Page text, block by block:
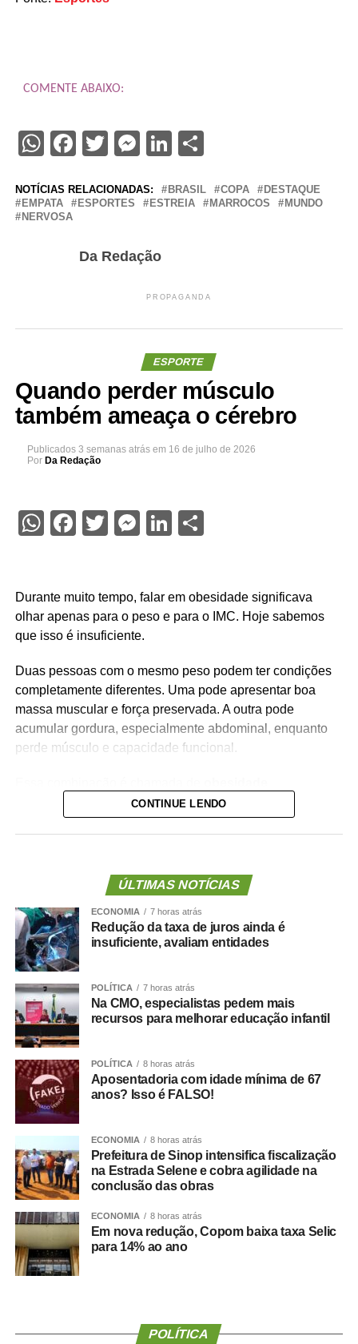
COMENTE ABAIXO:
WhatsApp
Facebook
Twitter
Messenger
LinkedIn
Share
NOTÍCIAS RELACIONADAS: BRASIL COPA
DESTAQUE
EMPATA
ESPORTES ESTREIA MARROCOS
MUNDO
NERVOSA
Da Redação
PROPAGANDA
ESPORTE
Quando perder músculo
também ameaça o cérebro
Publicados 3 semanas atrás em 16 de julho de 2026
Por Da Redação
WhatsApp
Facebook
Twitter
Messenger
LinkedIn
Share
Durante muito tempo, falar em obesidade significava
olhar apenas para o peso e para o IMC. Hoje sabemos
que isso é insuficiente.
Duas pessoas com o mesmo peso podem ter condições
completamente diferentes. Uma pode apresentar boa
massa muscular e força preservada. A outra pode
acumular gordura, especialmente abdominal, enquanto
perde músculo e capacidade funcional.
Ela reúne dois problemas importantes: excesso de
muscular. Além de aumentar o risco de fragilidade,
quedas, diabetes e doenças cardiovasculares, novas
evidências mostram que essa condição também pode
estar associada a maior risco de demência.
O que a ciência mostra :
Um grande estudo publicado na revista
Nutritionavaliou dados de centenas de milhares de
pessoas e analisou a relação entre composição corporal,
força muscular e desenvolvimento de demência.
Os resultados mostraram que tanto a sarcopenia isolada
quanto a obesidade sarcopênica estavam associadas a
um risco maior de declínio cognitivo. Um dos achados
mais relevantes foi a importância da
manual, medida por dinamometria.
Quanto menor a força e quanto maior sua redução ao
longo dos anos ,maior foi o risco observado.
a saúde:Não basta saber quanto peso uma pessoa
CONTINUE LENDO
ÚLTIMAS NOTÍCIAS
ECONOMIA 7 horas atrás
Redução da taxa de juros ainda é
insuficiente, avaliam entidades
POLÍTICA 7 horas atrás
Na CMO, especialistas pedem mais
recursos para melhorar educação infantil
POLÍTICA 8 horas atrás
Aposentadoria com idade mínima de 67
anos? Isso é FALSO!
ECONOMIA 8 horas atrás
Prefeitura de Sinop intensifica fiscalização
na Estrada Selene e cobra agilidade na
conclusão das obras
ECONOMIA 8 horas atrás
Em nova redução, Copom baixa taxa Selic
para 14% ao ano
POLÍTICA